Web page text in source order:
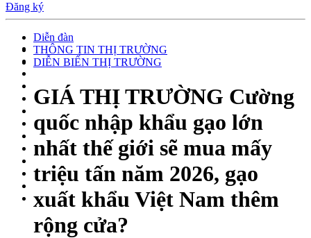
Đăng ký
Diễn đàn
THÔNG TIN THỊ TRƯỜNG
DIỄN BIẾN THỊ TRƯỜNG
GIÁ THỊ TRƯỜNG Cường
quốc nhập khẩu gạo lớn
nhất thế giới sẽ mua mấy
triệu tấn năm 2026, gạo
xuất khẩu Việt Nam thêm
rộng cửa?